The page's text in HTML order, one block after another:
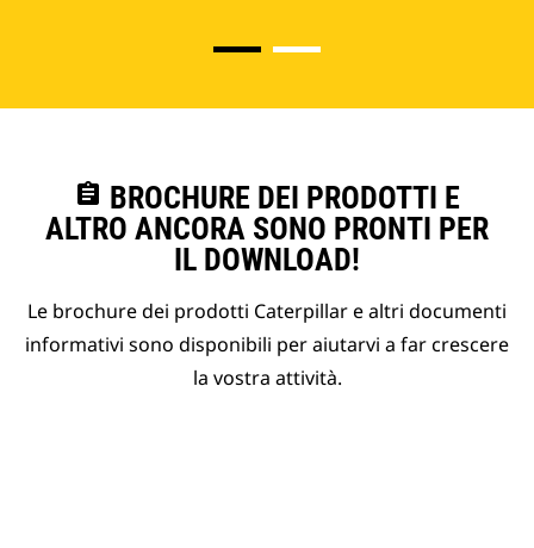
assignment BROCHURE DEI PRODOTTI E
ALTRO ANCORA SONO PRONTI PER
IL DOWNLOAD!
Le brochure dei prodotti Caterpillar e altri documenti
informativi sono disponibili per aiutarvi a far crescere
la vostra attività.